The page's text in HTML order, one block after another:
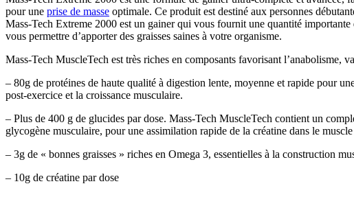
pour une prise de masse optimale. Ce produit est destiné aux personnes
Mass-Tech Extreme 2000 est un gainer qui vous fournit une quantité
vous permettre d’apporter des graisses saines à votre organisme.
Mass-Tech MuscleTech est très riches en composants favorisant l’anabolisme,
– 80g de protéines de haute qualité à digestion lente, moyenne et rapide pour
post-exercice et la croissance musculaire.
– Plus de 400 g de glucides par dose. Mass-Tech MuscleTech contient un
glycogène musculaire, pour une assimilation rapide de la créatine dans le
– 3g de « bonnes graisses » riches en Omega 3, essentielles à la construction
– 10g de créatine par dose